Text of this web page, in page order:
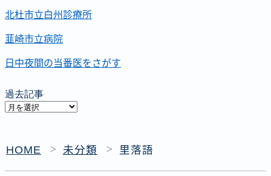
北杜市立白州診療所
韮崎市立病院
日中夜間の当番医をさがす
過去記事
過
事
HOME ＞ 未分類 ＞ 里落語